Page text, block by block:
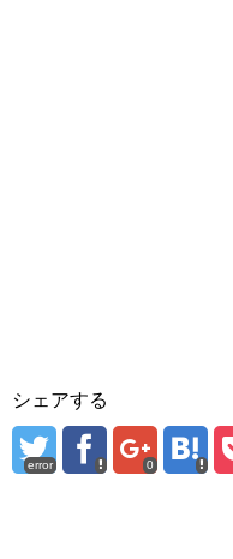
シェアする
error 0